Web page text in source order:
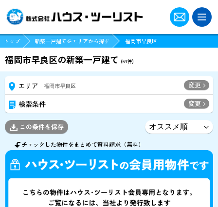
トップ 新築一戸建てをエリアから探す 福岡市早良区
福岡市早良区の新築一戸建て (64件)
エリア 福岡市早良区 変更
検索条件 変更
この条件を保存
チェックした物件をまとめて資料請求（無料）